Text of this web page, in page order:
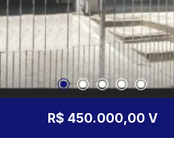
R$ 450.000,00 V